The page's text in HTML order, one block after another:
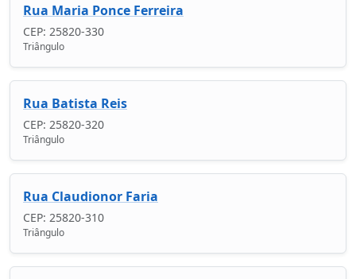
Rua Maria Ponce Ferreira
CEP: 25820-330
Triângulo
Rua Batista Reis
CEP: 25820-320
Triângulo
Rua Claudionor Faria
CEP: 25820-310
Triângulo